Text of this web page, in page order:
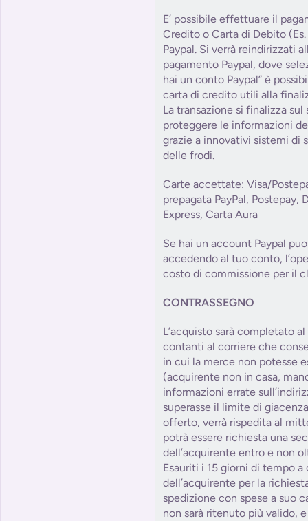
E’ possibile effettuare il
Credito o Carta di Debito
Paypal. Si verrà reindirizzati
pagamento Paypal, dove
hai un conto Paypal” è
carta di credito utili alla
La transazione si finalizza
proteggere le informazioni
grazie a innovativi sistemi di
delle frodi.
Carte accettate: Visa/
prepagata PayPal, Postepay,
Express, Carta Aura
Se hai un account Paypal
accedendo al tuo conto,
costo di commissione per il
CONTRASSEGNO
L’acquisto sarà completato
contanti al corriere che
in cui la merce non potesse
(acquirente non in casa,
informazioni errate
superasse il limite di
offerto, verrà rispedita al
potrà essere richiesta una
dell’acquirente entro e non
Esauriti i 15 giorni di tempo a
dell’acquirente per la
spedizione con spese a suo
non sarà ritenuto più valido,